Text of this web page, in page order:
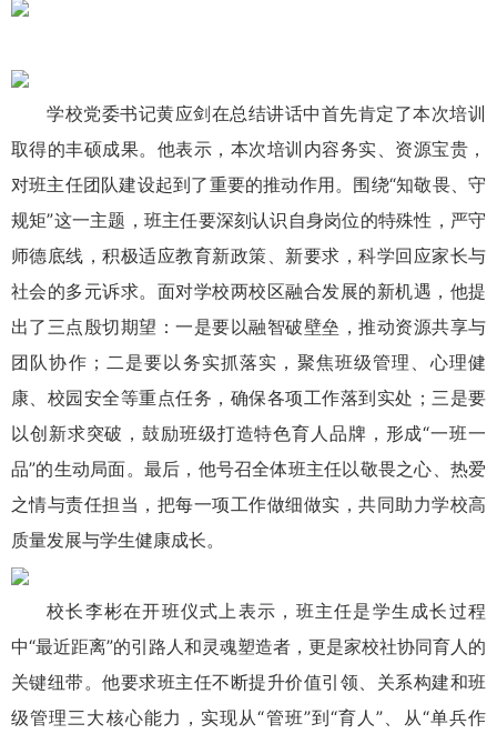
学校党委书记黄应剑在总结讲话中首先肯定了本次培训
取得的丰硕成果。他表示，本次培训内容务实、资源宝贵，
对班主任团队建设起到了重要的推动作用。围绕“知敬畏、守
规矩”这一主题，班主任要深刻认识自身岗位的特殊性，严守
师德底线，积极适应教育新政策、新要求，科学回应家长与
社会的多元诉求。面对学校两校区融合发展的新机遇，他提
出了三点殷切期望：一是要以融智破壁垒，推动资源共享与
团队协作；二是要以务实抓落实，聚焦班级管理、心理健
康、校园安全等重点任务，确保各项工作落到实处；三是要
以创新求突破，鼓励班级打造特色育人品牌，形成“一班一
品”的生动局面。最后，他号召全体班主任以敬畏之心、热爱
之情与责任担当，把每一项工作做细做实，共同助力学校高
质量发展与学生健康成长。
校长李彬在开班仪式上表示，班主任是学生成长过程
中“最近距离”的引路人和灵魂塑造者，更是家校社协同育人的
关键纽带。他要求班主任不断提升价值引领、关系构建和班
级管理三大核心能力，实现从“管班”到“育人”、从“单兵作